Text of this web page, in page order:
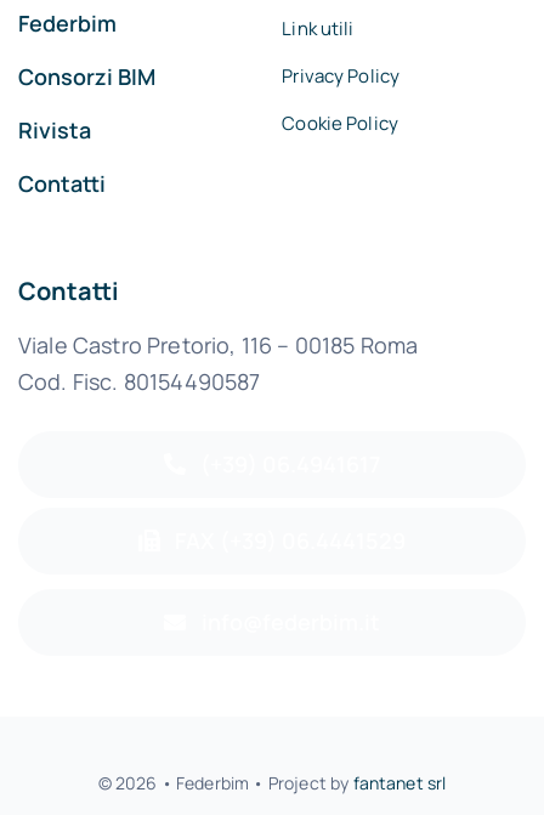
Federbim
Consorzi BIM
Rivista
Contatti
Link utili
Privacy Policy
Cookie Policy
Contatti
Viale Castro Pretorio, 116 – 00185 Roma
Cod. Fisc. 80154490587
© 2026 • Federbim • Project by fantanet srl